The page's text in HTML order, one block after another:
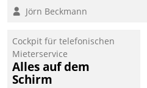
Jörn Beckmann
Cockpit für telefonischen
Mieterservice
Alles auf dem
Schirm